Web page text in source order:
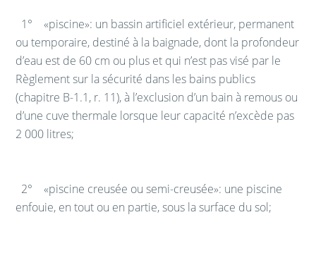
1° «piscine»: un bassin artificiel extérieur, permanent
ou temporaire, destiné à la baignade, dont la profondeur
d’eau est de 60 cm ou plus et qui n’est pas visé par le
Règlement sur la sécurité dans les bains publics
(chapitre B-1.1, r. 11), à l’exclusion d’un bain à remous ou
d’une cuve thermale lorsque leur capacité n’excède pas
2 000 litres;
2° «piscine creusée ou semi-creusée»: une piscine
enfouie, en tout ou en partie, sous la surface du sol;